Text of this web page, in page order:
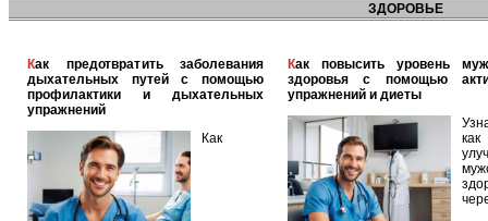
ЗДОРОВЬЕ
Как предотвратить заболевания
дыхательных путей с помощью
профилактики и дыхательных
упражнений
Как
Как повысить уровень мужского
здоровья с помощью
упражнений и диеты
как